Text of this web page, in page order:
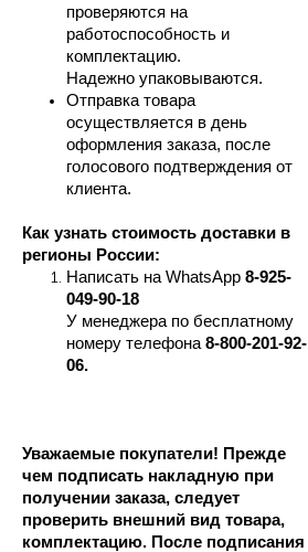
проверяются на
работоспособность и
комплектацию.
Надежно упаковываются.
Отправка товара
осуществляется в день
оформления заказа, после
голосового подтверждения от
клиента.
Как узнать стоимость доставки в
регионы России:
Написать на WhatsApp 8-925-
049-90-18
У менеджера по бесплатному
номеру телефона 8-800-201-92-
06.
Уважаемые покупатели! Прежде
чем подписать накладную при
получении заказа, следует
проверить внешний вид товара,
комплектацию. После подписания